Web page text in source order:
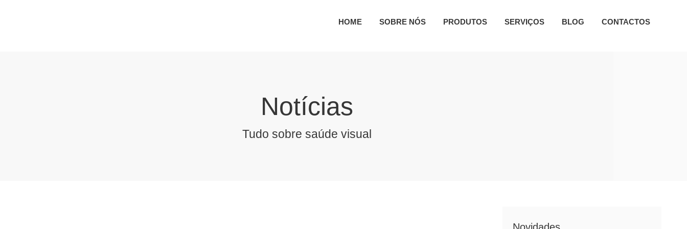
HOME SOBRE NÓS PRODUTOS SERVIÇOS BLOG CONTACTOS
Notícias
Tudo sobre saúde visual